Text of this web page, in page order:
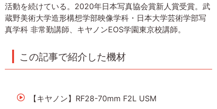
活動を続けている。2020年日本写真協会賞新人賞受賞。武
蔵野美術大学造形構想学部映像学科・日本大学芸術学部写
真学科 非常勤講師、キヤノンEOS学園東京校講師。
この記事で紹介した機材
【キヤノン】RF28-70mm F2L USM